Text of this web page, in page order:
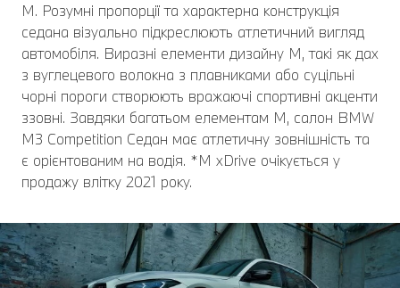
M. Розумні пропорції та характерна конструкція
седана візуально підкреслюють атлетичний вигляд
автомобіля. Виразні елементи дизайну M, такі як дах
з вуглецевого волокна з плавниками або суцільні
чорні пороги створюють вражаючі спортивні акценти
ззовні. Завдяки багатьом елементам M, салон BMW
M3 Competition Седан має атлетичну зовнішність та
є орієнтованим на водія. *M xDrive очікується у
продажу влітку 2021 року.